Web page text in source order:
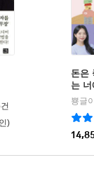
)
돈은
는 너
뿅글